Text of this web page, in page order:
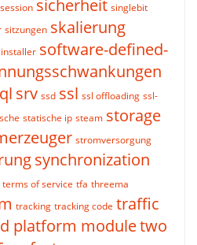
session sicherheit singlebit
sitzungen skalierung
software-defined-
srv ssd ssl ssl offloading ssl-
statische ip steam storage
stromversorgung
synchronization
terms of service tfa threema
tracking tracking code traffic
platform moduletwo